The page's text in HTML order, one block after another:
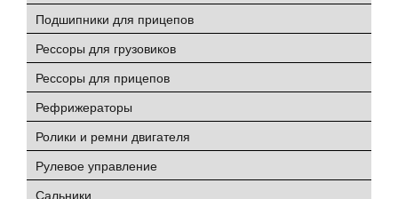
Подшипники для прицепов
Рессоры для грузовиков
Рессоры для прицепов
Рефрижераторы
Ролики и ремни двигателя
Рулевое управление
Сальники